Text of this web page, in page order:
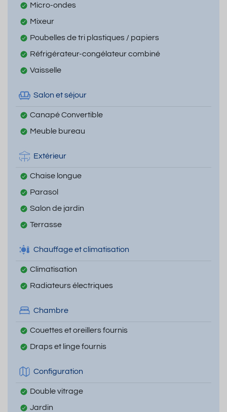
Micro-ondes
Mixeur
Poubelles de tri plastiques / papiers
Réfrigérateur-congélateur combiné
Vaisselle
Salon et séjour
Canapé Convertible
Meuble bureau
Extérieur
Chaise longue
Parasol
Salon de jardin
Terrasse
Chauffage et climatisation
Climatisation
Radiateurs électriques
Chambre
Couettes et oreillers fournis
Draps et linge fournis
Configuration
Double vitrage
Jardin